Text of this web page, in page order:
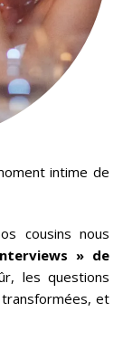
intime de
cousins nous
» de
les questions
et